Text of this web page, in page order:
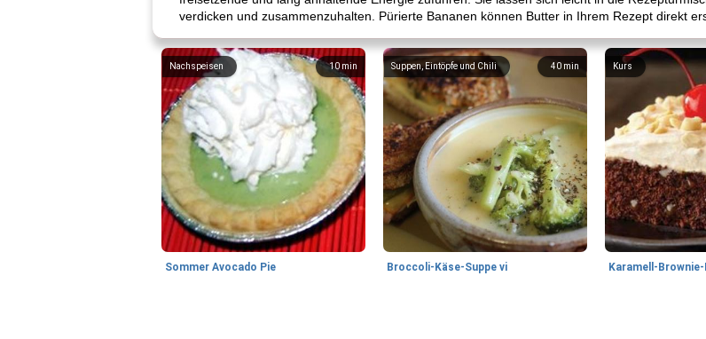
verdicken und zusammenzuhalten. Pürierte Bananen können Butter in Ihrem Rezept direkt
10 min
Nachspeisen
Sommer Avocado Pie
40 min
Suppen, Eintöpfe und Chili
Broccoli-Käse-Suppe vi
Kurs
Karamell-